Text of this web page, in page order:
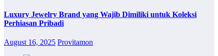
Luxury Jewelry Brand yang Wajib Dimiliki untuk Koleksi
Perhiasan Pribadi
August 16, 2025 Provitamon